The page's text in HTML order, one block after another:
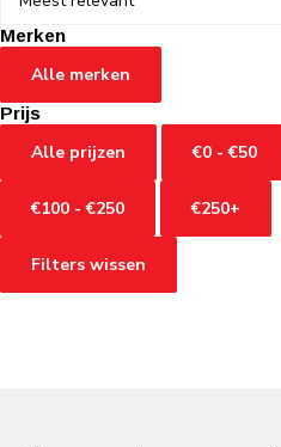
Merken
Alle merken
Prijs
Alle prijzen €0 - €50
€100 - €250 €250+
Filters wissen